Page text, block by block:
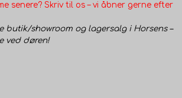
senere? Skriv til os – vi åbner gerne efter
butik/showroom og lagersalg i Horsens –
ved døren!